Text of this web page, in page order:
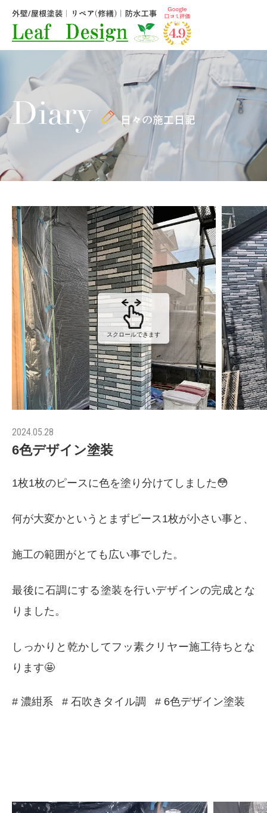
Diary 日々の施工日記
スクロールできます
2024.05.28
6色デザイン塗装
1枚1枚のピースに色を塗り分けてしました😳
何が大変かというとまずピース1枚が小さい事と、
施工の範囲がとても広い事でした。
最後に石調にする塗装を行いデザインの完成とな
りました。
しっかりと乾かしてフッ素クリヤー施工待ちとな
ります🤩
# 濃紺系 # 石吹きタイル調 # 6色デザイン塗装